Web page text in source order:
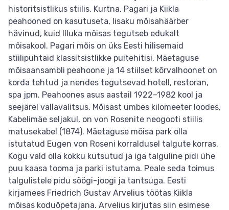
historitsistlikus stiilis. Kurtna, Pagari ja Kiikla
peahooned on kasutuseta, Iisaku mõisahäärber
hävinud, kuid Illuka mõisas tegutseb edukalt
mõisakool. Pagari mõis on üks Eesti hilisemaid
stiilipuhtaid klassitsistlikke puitehitisi. Mäetaguse
mõisaansambli peahoone ja 14 stiilset kõrvalhoonet on
korda tehtud ja nendes tegutsevad hotell, restoran,
spa jpm. Peahoones asus aastail 1922–1982 kool ja
seejärel vallavalitsus. Mõisast umbes kilomeeter loodes,
Kabelimäe seljakul, on von Rosenite neogooti stiilis
matusekabel (1874). Mäetaguse mõisa park olla
istutatud Eugen von Roseni korraldusel talgute korras.
Kogu vald olla kokku kutsutud ja iga talguline pidi ühe
puu kaasa tooma ja parki istutama. Peale seda toimus
talgulistele pidu söögi-joogi ja tantsuga. Eesti
kirjamees Friedrich Gustav Arvelius töötas Kiikla
mõisas koduõpetajana. Arvelius kirjutas siin esimese